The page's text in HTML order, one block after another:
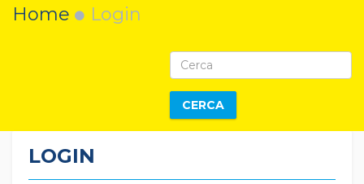
Home Login
CERCA
LOGIN